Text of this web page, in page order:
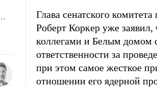
Глава сенатского
Роберт Коркер уже заявил,
коллегами и Белым домом
ответственности за
при этом самое жесткое
отношении его ядерной